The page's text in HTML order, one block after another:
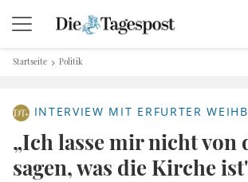
Startseite Politik
INTERVIEW MIT ERFURTER
„Ich lasse mir nicht von
sagen, was die Kirche